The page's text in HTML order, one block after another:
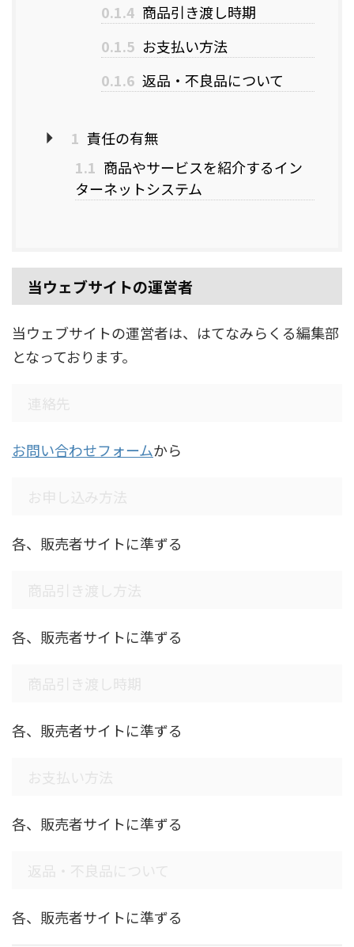
0.1.4 商品引き渡し時期
0.1.5 お支払い方法
0.1.6 返品・不良品について
1 責任の有無
1.1 商品やサービスを紹介するイン
ターネットシステム
当ウェブサイトの運営者
当ウェブサイトの運営者は、はてなみらくる編集部
となっております。
お問い合わせフォームから
各、販売者サイトに準ずる
各、販売者サイトに準ずる
各、販売者サイトに準ずる
各、販売者サイトに準ずる
各、販売者サイトに準ずる